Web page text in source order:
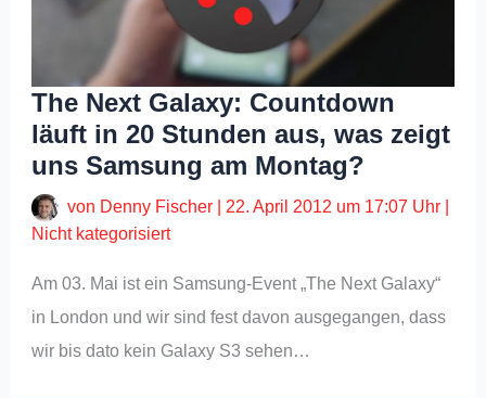
The Next Galaxy: Countdown
läuft in 20 Stunden aus, was zeigt
uns Samsung am Montag?
von Denny Fischer 22. April 2012 um 17:07 Uhr
Nicht kategorisiert
Am 03. Mai ist ein Samsung-Event „The Next Galaxy“
in London und wir sind fest davon ausgegangen, dass
wir bis dato kein Galaxy S3 sehen…